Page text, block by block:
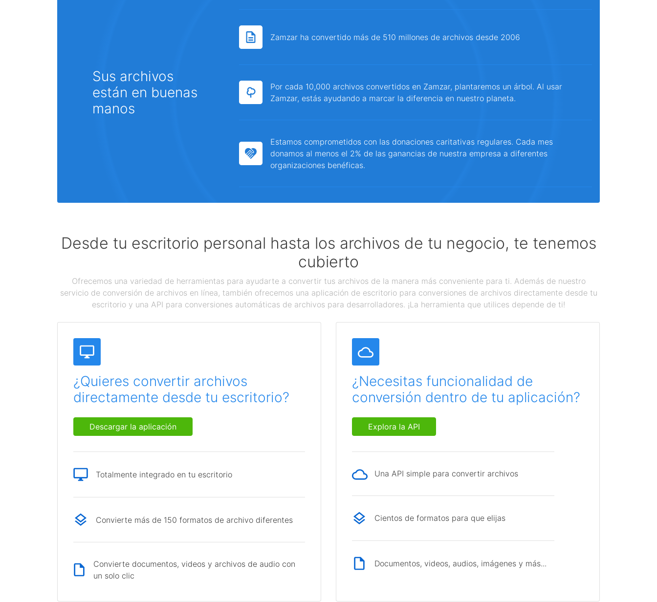
Sus archivos
están en buenas
manos
Zamzar ha convertido más de 510 millones de archivos desde 2006
Por cada 10,000 archivos convertidos en Zamzar, plantaremos un árbol. Al usar
Zamzar, estás ayudando a marcar la diferencia en nuestro planeta.
Estamos comprometidos con las donaciones caritativas regulares. Cada mes
donamos al menos el 2% de las ganancias de nuestra empresa a diferentes
organizaciones benéficas.
Desde tu escritorio personal hasta los archivos de tu negocio, te tenemos
cubierto
Ofrecemos una variedad de herramientas para ayudarte a convertir tus archivos de la manera más conveniente para ti. Además de nuestro
servicio de conversión de archivos en línea, también ofrecemos una aplicación de escritorio para conversiones de archivos directamente desde tu
escritorio y una API para conversiones automáticas de archivos para desarrolladores. ¡La herramienta que utilices depende de ti!
¿Quieres convertir archivos
directamente desde tu escritorio?
Descargar la aplicación
Totalmente integrado en tu escritorio
Convierte más de 150 formatos de archivo diferentes
Convierte documentos, videos y archivos de audio con
un solo clic
¿Necesitas funcionalidad de
conversión dentro de tu aplicación?
Explora la API
Una API simple para convertir archivos
Cientos de formatos para que elijas
Documentos, videos, audios, imágenes y más...